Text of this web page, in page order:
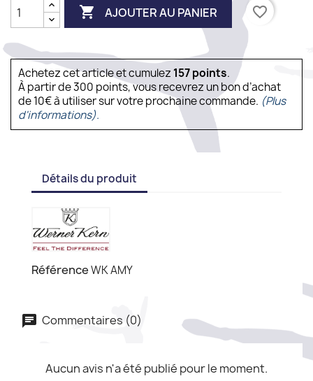
 AJOUTER AU PANIER favorite_border
Achetez cet article et cumulez 157points.
À partir de 300 points, vous recevrez un bon d’achat
de 10€ à utiliser sur votre prochaine commande. (Plus
d'informations).
Détails du produit
RéférenceWK AMY
Commentaires (0)
Aucun avis n'a été publié pour le moment.